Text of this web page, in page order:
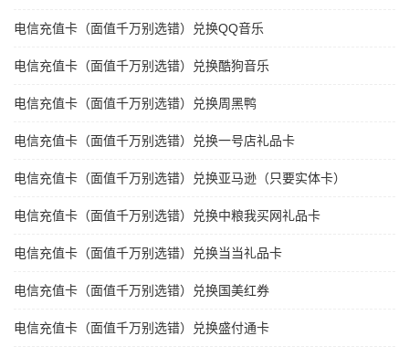
电信充值卡（面值千万别选错）兑换QQ音乐
电信充值卡（面值千万别选错）兑换酷狗音乐
电信充值卡（面值千万别选错）兑换周黑鸭
电信充值卡（面值千万别选错）兑换一号店礼品卡
电信充值卡（面值千万别选错）兑换亚马逊（只要实体卡）
电信充值卡（面值千万别选错）兑换中粮我买网礼品卡
电信充值卡（面值千万别选错）兑换当当礼品卡
电信充值卡（面值千万别选错）兑换国美红券
电信充值卡（面值千万别选错）兑换盛付通卡